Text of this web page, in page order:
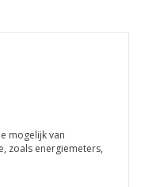
mogelijk van
zoals energiemeters,